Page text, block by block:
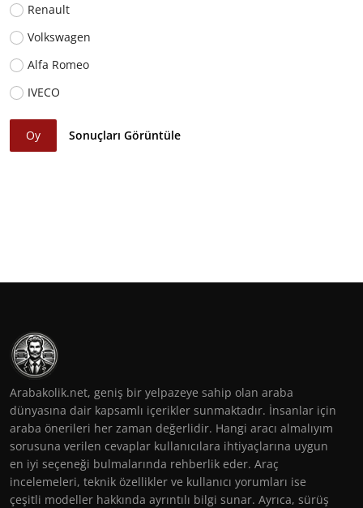
Renault
Volkswagen
Alfa Romeo
IVECO
Oy Sonuçları Görüntüle
Arabakolik.net, geniş bir yelpazeye sahip olan araba
dünyasına dair kapsamlı içerikler sunmaktadır. İnsanlar için
araba önerileri her zaman değerlidir. Hangi aracı almalıyım
sorusuna verilen cevaplar kullanıcılara ihtiyaçlarına uygun
en iyi seçeneği bulmalarında rehberlik eder. Araç
incelemeleri, teknik özellikler ve kullanıcı yorumları ise
çeşitli modeller hakkında ayrıntılı bilgi sunar. Ayrıca, sürüş